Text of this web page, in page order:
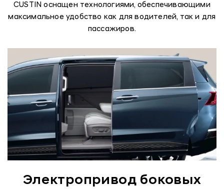
CUSTIN оснащен технологиями, обеспечивающими
максимальное удобство как для водителей, так и для
пассажиров.
Электропривод боковых